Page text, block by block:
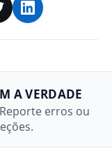
A VERDADE
erros ou